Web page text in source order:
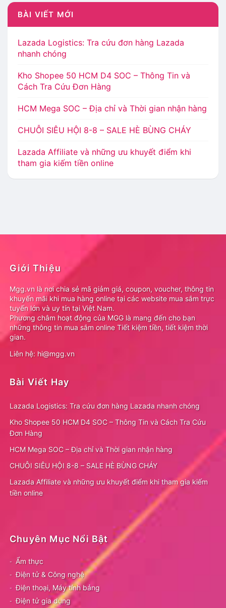
BÀI VIẾT MỚI
Lazada Logistics: Tra cứu đơn hàng Lazada
nhanh chóng
Kho Shopee 50 HCM D4 SOC – Thông Tin và
Cách Tra Cứu Đơn Hàng
HCM Mega SOC – Địa chỉ và Thời gian nhận hàng
CHUỖI SIÊU HỘI 8-8 – SALE HÈ BÙNG CHÁY
Lazada Affiliate và những ưu khuyết điểm khi
tham gia kiếm tiền online
Giới Thiệu
Mgg.vn là nơi chia sẻ mã giảm giá, coupon, voucher, thông tin
khuyến mãi khi mua hàng online tại các website mua sắm trực
tuyến lớn và uy tín tại Việt Nam.
Phương châm hoạt động của MGG là mang đến cho bạn
những thông tin mua sắm online Tiết kiệm tiền, tiết kiệm thời
gian.
Liên hệ: hi@mgg.vn
Bài Viết Hay
Lazada Logistics: Tra cứu đơn hàng Lazada nhanh chóng
Kho Shopee 50 HCM D4 SOC – Thông Tin và Cách Tra Cứu
Đơn Hàng
HCM Mega SOC – Địa chỉ và Thời gian nhận hàng
CHUỖI SIÊU HỘI 8-8 – SALE HÈ BÙNG CHÁY
Lazada Affiliate và những ưu khuyết điểm khi tham gia kiếm
tiền online
Chuyên Mục Nổi Bật
Ẩm thực
Điện tử & Công nghệ
Điện thoại, Máy tính bảng
Điện tử gia dụng